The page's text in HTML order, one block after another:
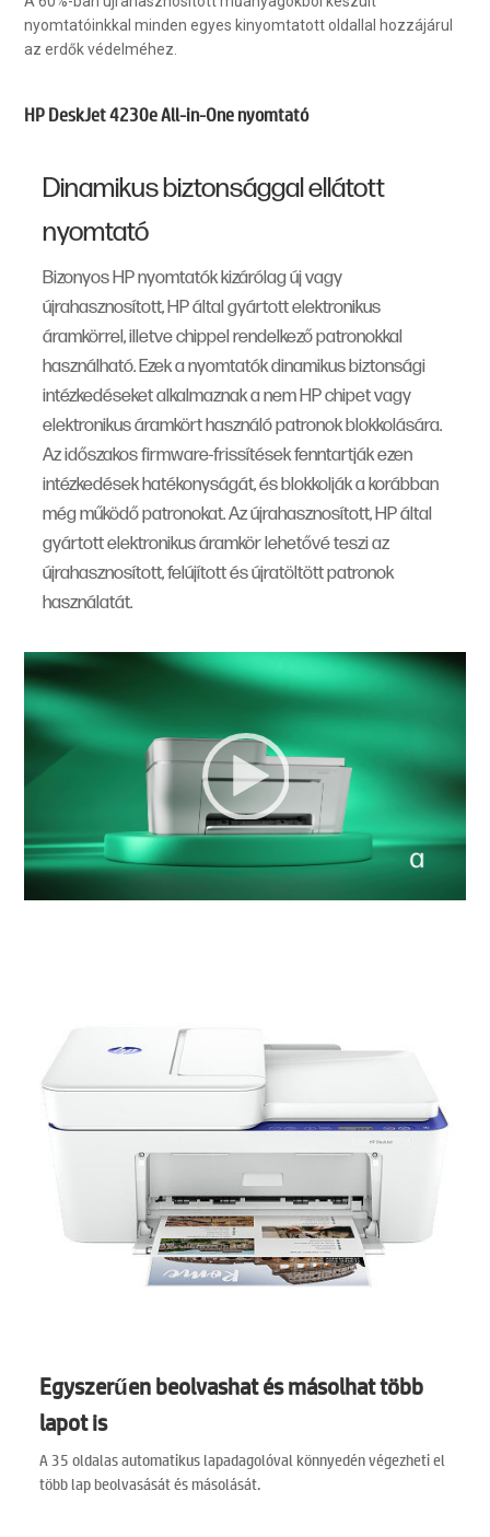
nyomtatóinkkal minden egyes kinyomtatott oldallal hozzájárul
az erdők védelméhez.
HP DeskJet 4230e All-in-One nyomtató
Dinamikus biztonsággal ellátott
nyomtató
Bizonyos HP nyomtatók kizárólag új vagy
újrahasznosított, HP által gyártott elektronikus
áramkörrel, illetve chippel rendelkező patronokkal
használható. Ezek a nyomtatók dinamikus biztonsági
intézkedéseket alkalmaznak a nem HP chipet vagy
elektronikus áramkört használó patronok blokkolására.
Az időszakos firmware-frissítések fenntartják ezen
intézkedések hatékonyságát, és blokkolják a korábban
még működő patronokat. Az újrahasznosított, HP által
gyártott elektronikus áramkör lehetővé teszi az
újrahasznosított, felújított és újratöltött patronok
használatát.
Video Player
Egyszerűen beolvashat és másolhat több
lapot is
A 35 oldalas automatikus lapadagolóval könnyedén végezheti el
több lap beolvasását és másolását.